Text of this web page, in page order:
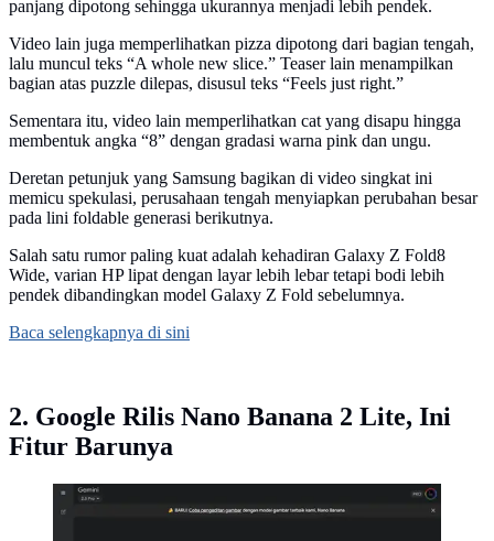
panjang dipotong sehingga ukurannya menjadi lebih pendek.
Video lain juga memperlihatkan pizza dipotong dari bagian tengah,
lalu muncul teks “A whole new slice.” Teaser lain menampilkan
bagian atas puzzle dilepas, disusul teks “Feels just right.”
Sementara itu, video lain memperlihatkan cat yang disapu hingga
membentuk angka “8” dengan gradasi warna pink dan ungu.
Deretan petunjuk yang Samsung bagikan di video singkat ini
memicu spekulasi, perusahaan tengah menyiapkan perubahan besar
pada lini foldable generasi berikutnya.
Salah satu rumor paling kuat adalah kehadiran Galaxy Z Fold8
Wide, varian HP lipat dengan layar lebih lebar tetapi bodi lebih
pendek dibandingkan model Galaxy Z Fold sebelumnya.
Baca selengkapnya di sini
2. Google Rilis Nano Banana 2 Lite, Ini
Fitur Barunya
Tampilan terbaru Gemini AI setelah hadir fitur Nano
Banana. Oleh Matahari Kartika